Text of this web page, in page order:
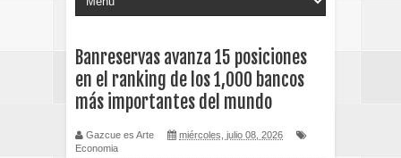
Banreservas avanza 15 posiciones
en el ranking de los 1,000 bancos
más importantes del mundo
Gazcue es Arte
miércoles, julio 08, 2026
Economia